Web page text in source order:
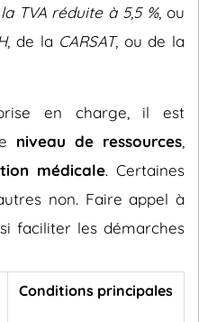
la TVA réduite à 5,5 %, ou
, de la CARSAT, ou de la
en charge, il est
niveau de ressources
médicale. Certaines
non. Faire appel à
faciliter les démarches
Conditions principales